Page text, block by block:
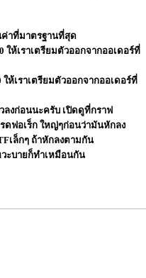
ค่าที่มาตรฐานที่สุด
ให้เราเตรียมตัวออกจากออเดอร์ที่
ห้เราเตรียมตัวออกจากออเดอร์ที่
ลงก่อนนะครับ เปิดดูที่กราฟ
ดฟอเร็ก ใหญ่ๆก่อนว่ามันหักลง
เล็กๆ ถ้าหักลงตามกัน
วะบายก็ทำเหมือนกัน